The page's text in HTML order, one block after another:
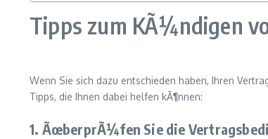
Tipps zum KÃ¼ndigen
Wenn Sie sich dazu entschieden haben, Ihren
Tipps, die Ihnen dabei helfen kÃ¶nnen:
1. ÃœberprÃ¼fen Sie die